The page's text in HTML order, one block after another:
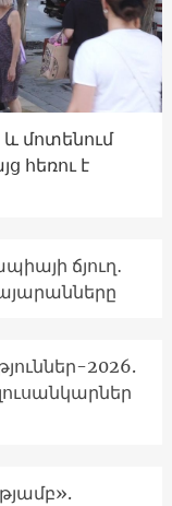
մոտենում
հեռու է
ճյուղ․
2026.